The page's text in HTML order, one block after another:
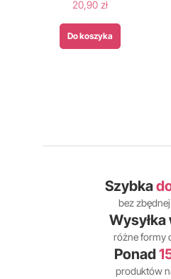
20,90 zł
Do koszyka
Szybka
bez zbędnej
Wysyłka
różne formy
Ponad
produktów